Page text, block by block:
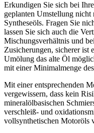
Erkundigen Sie sich bei
geplanten Umstellung nicht
Syntheseöls. Fragen Sie
lassen Sie sich auch die
Mischungsverhältnis und
Zusicherungen, sicherer ist
Umölung das alte Öl
mit einer Minimalmenge
Mit einer entsprechenden
vergewissern, dass kein
mineralölbasischen
verschleiß- und
vollsynthetischen Motoröls